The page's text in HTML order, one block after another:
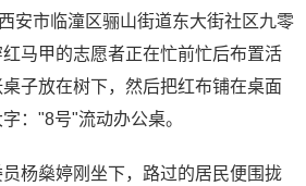
安市临潼区骊山街道东大街社区九零
马甲的志愿者正在忙前忙后布置活
子放在树下，然后把红布铺在桌面
："8号"流动办公桌。
杨燊婷刚坐下，路过的居民便围拢